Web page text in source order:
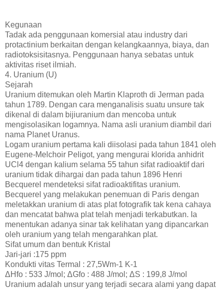
Kegunaan
Tadak ada penggunaan komersial atau industry dari
protactinium berkaitan dengan kelangkaannya, biaya, dan
radiotoksisitasnya. Penggunaan hanya sebatas untuk
aktivitas riset ilmiah.
4. Uranium (U)
Sejarah
Uranium ditemukan oleh Martin Klaproth di Jerman pada
tahun 1789. Dengan cara menganalisis suatu unsure tak
dikenal di dalam bijiuranium dan mencoba untuk
mengisolasikan logamnya. Nama asli uranium diambil dari
nama Planet Uranus.
Logam uranium pertama kali diisolasi pada tahun 1841 oleh
Eugene-Melchoir Peligot, yang mengurai klorida anhidrit
UCl4 dengan kalium selama 55 tahun sifat radioaktif dari
uranium tidak dihargai dan pada tahun 1896 Henri
Becquerel mendeteksi sifat radioaktifitas uranium.
Becquerel yang melakukan penemuan di Paris dengan
meletakkan uranium di atas plat fotografik tak kena cahaya
dan mencatat bahwa plat telah menjadi terkabutkan. Ia
menentukan adanya sinar tak kelihatan yang dipancarkan
oleh uranium yang telah mengarahkan plat.
Sifat umum dan bentuk Kristal
Jari-jari :175 ppm
Kondukti vitas Termal : 27,5Wm-1 K-1
ΔHfo : 533 J/mol; ΔGfo : 488 J/mol; ΔS : 199,8 J/mol
Uranium adalah unsur yang terjadi secara alami yang dapat